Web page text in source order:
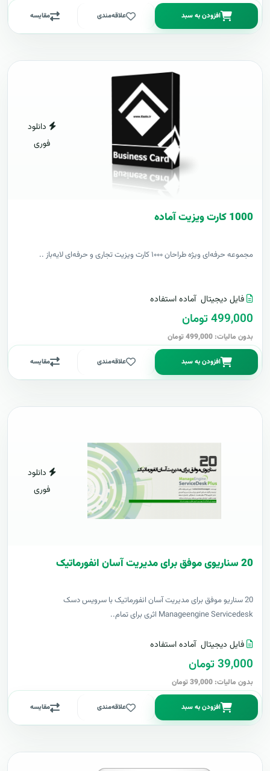
افزودن به سبد علاقه‌مندی مقایسه
دانلود
فوری
1000 کارت ويزيت آماده
مجموعه حرفه‌ای ویژه طراحان ۱۰۰۰ کارت ویزیت تجاری و حرفه‌ای لایه‌باز ..
فایل دیجیتال آماده استفاده
499,000 تومان
بدون مالیات: 499,000 تومان
افزودن به سبد علاقه‌مندی مقایسه
دانلود
فوری
20 سناریوی موفق برای مدیریت آسان انفورماتیک
20 سناریو موفق برای مدیریت آسان انفورماتیک با سرویس دسک
Manageengine Servicedesk اثری برای تمام..
فایل دیجیتال آماده استفاده
39,000 تومان
بدون مالیات: 39,000 تومان
افزودن به سبد علاقه‌مندی مقایسه